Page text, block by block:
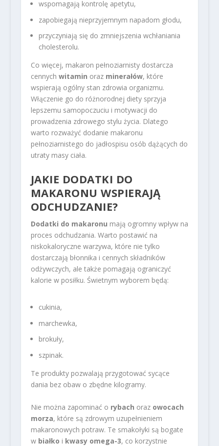
wspomagają kontrolę apetytu,
zapobiegają nieprzyjemnym napadom głodu,
przyczyniają się do zmniejszenia wchłaniania
cholesterolu.
Co więcej, makaron pełnoziarnisty dostarcza
cennych witamin oraz minerałów, które
wspierają ogólny stan zdrowia organizmu.
Włączenie go do różnorodnej diety sprzyja
lepszemu samopoczuciu i motywacji do
prowadzenia zdrowego stylu życia. Dlatego
warto rozważyć dodanie makaronu
pełnoziarnistego do jadłospisu osób dążących do
utraty masy ciała.
JAKIE DODATKI DO
MAKARONU WSPIERAJĄ
ODCHUDZANIE?
Dodatki do makaronu mają ogromny wpływ na
proces odchudzania. Warto postawić na
niskokaloryczne warzywa, które nie tylko
dostarczają błonnika i cennych składników
odżywczych, ale także pomagają ograniczyć
kalorie w posiłku. Świetnym wyborem będą:
cukinia,
marchewka,
brokuły,
szpinak.
Te produkty pozwalają przygotować sycące
dania bez obaw o zbędne kilogramy.
Nie można zapominać o rybach oraz owocach
morza, które są zdrowym uzupełnieniem
makaronowych potraw. Te smakołyki są bogate
w białko i kwasy omega-3, co korzystnie